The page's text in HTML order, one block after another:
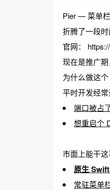
Pier — 菜单
折腾了一段
官网：
现在是推广期
为什么做这个
平时开发经常
端口被占
想重启个
市面上能干
原生
常驻菜单